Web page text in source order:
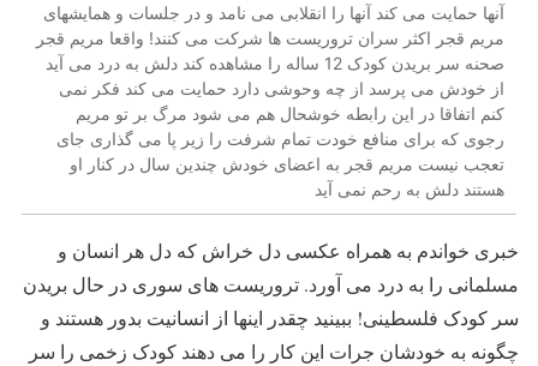
آنها حمایت می کند آنها را انقلابی می نامد و در جلسات و همایشهای
مریم قجر اکثر سران تروریست ها شرکت می کنند! واقعا مریم قجر
صحنه سر بریدن کودک 12 ساله را مشاهده کند دلش به درد می آید
از خودش می پرسد از چه وحوشی دارد حمایت می کند فکر نمی
کنم اتفاقا در این رابطه خوشحال هم می شود مرگ بر تو مریم
رجوی که برای منافع خودت تمام شرفت را زیر پا می گذاری جای
تعجب نیست مریم قجر به اعضای خودش چندین سال در کنار او
هستند دلش به رحم نمی آید
خبری خواندم به همراه عکسی دل خراش که دل هر انسان و
مسلمانی را به درد می آورد. تروریست های سوری در حال بریدن
سر کودک فلسطینی! ببینید چقدر اینها از انسانیت بدور هستند و
چگونه به خودشان جرات این کار را می دهند کودک زخمی را سر